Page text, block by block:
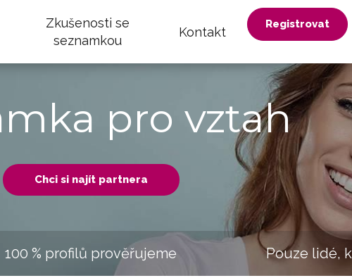
Zkušenosti se
seznamkou
Kontakt
Registrovat
pro vztah
Chci si najít partnera
100 % profilů prověřujeme Pouze lidé,